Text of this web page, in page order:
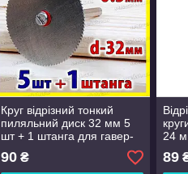
Круг відрізний тонкий
пиляльний диск 32 мм 5
шт + 1 штанга для гавер-
бормашинки мінідриля
Dremel
90₴
24
89